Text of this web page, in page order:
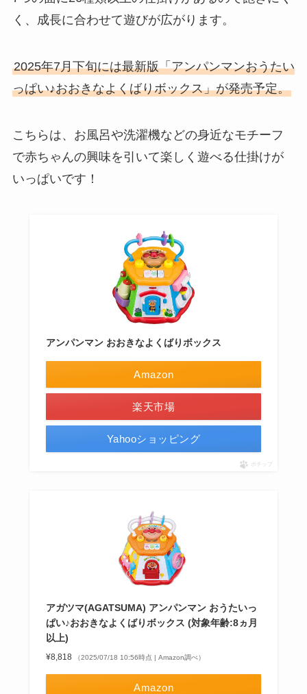
く、成長に合わせて遊びが広がります。
2025年7月下旬には最新版「アンパンマンおうたい
っぱい♪おおきなよくばりボックス」が発売予定。
こちらは、お風呂や洗濯機などの身近なモチーフ
で赤ちゃんの興味を引いて楽しく遊べる仕掛けが
いっぱいです！
アンパンマン おおきなよくばりボックス
Amazon
楽天市場
Yahooショッピング
ポチップ
アガツマ(AGATSUMA) アンパンマン おうたいっ
ぱい♪おおきなよくばりボックス (対象年齢:8ヵ月
以上)
¥8,818 （2025/07/18 10:56時点 | Amazon調べ）
Amazon